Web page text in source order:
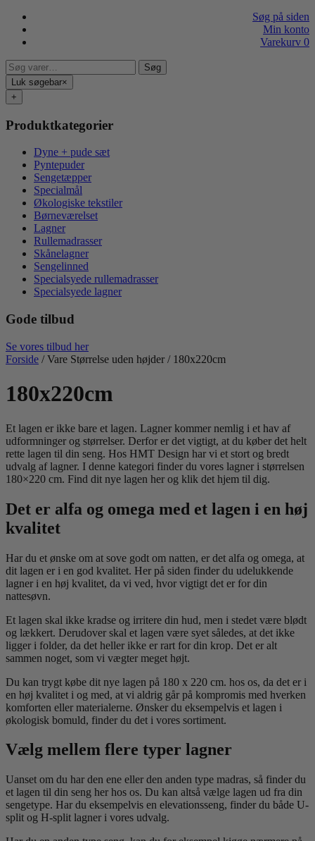
Søg på siden
Min konto
Varekurv 0
Søg
efter:
Søg
Luk søgebar×
+
Produktkategorier
Dyne + pude sæt
Pyntepuder
Sengetæpper
Specialmål
Økologiske tekstiler
Børneværelset
Lagner
Rullemadrasser
Skånelagner
Sengelinned
Specialsyede rullemadrasser
Specialsyede lagner
Gode tilbud
Se vores tilbud her
Forside / Vare Størrelse uden højder / 180x220cm
180x220cm
Et lagen er ikke bare et lagen. Lagner kommer nemlig i et hav af
udformninger og størrelser. Derfor er det vigtigt, at du køber det helt
rette lagen til din seng. Hos HMT Design har vi et stort og bredt
udvalg af lagner. I denne kategori finder du vores lagner i størrelsen
180×220 cm. Find dit nye lagen her og klik det hjem til dig.
Det er alfa og omega med et lagen i en høj
kvalitet
Har du et ønske om at sove godt om natten, er det alfa og omega, at
dit lagen er i en god kvalitet. Her på siden finder du udelukkende
lagner i en høj kvalitet, da vi ved, hvor vigtigt det er for din
nattesøvn.
Et lagen skal ikke kradse og irritere din hud, men i stedet være blødt
og lækkert. Derudover skal et lagen være syet således, at det ikke
ligger i folder, da det heller ikke er rart for din krop. Det er alt
sammen noget, som vi vægter meget højt.
Du kan trygt købe dit nye lagen på 180 x 220 cm. hos os, da det er i
en høj kvalitet i og med, at vi aldrig går på kompromis med hverken
komforten eller materialerne. Ønsker du eksempelvis et lagen i
økologisk bomuld, finder du det i vores sortiment.
Vælg mellem flere typer lagner
Uanset om du har den ene eller den anden type madras, så finder du
et lagen til din seng her hos os. Du kan altså vælge lagen ud fra din
sengetype. Har du eksempelvis en elevationsseng, finder du både U-
split og H-split lagner i vores udvalg.